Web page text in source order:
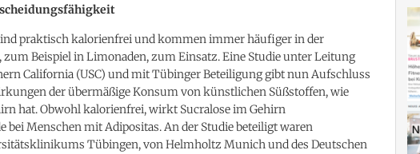
praktisch kalorienfrei und kommen immer häufiger in der
Beispiel in Limonaden, zum Einsatz. Eine Studie unter Leitung
California (USC) und mit Tübinger Beteiligung gibt nun Aufschluss
der übermäßige Konsum von künstlichen Süßstoffen, wie
hat. Obwohl kalorienfrei, wirkt Sucralose im Gehirn
bei Menschen mit Adipositas. An der Studie beteiligt waren
Tübingen, von Helmholtz Munich und des Deutschen